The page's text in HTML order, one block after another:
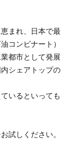
まれ、日本で最
コンビナート）
都市として発展
シェアトップの
いるといっても
試しください。